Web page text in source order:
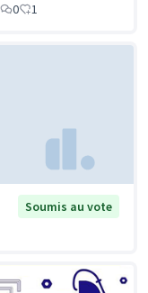
0 1
Soumis au vote